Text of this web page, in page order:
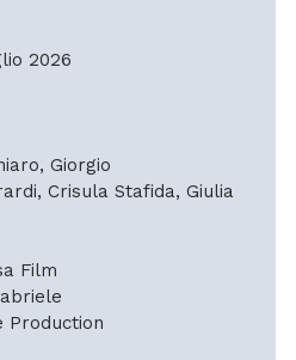
2026
Giorgio
Crisula Stafida, Giulia
Film
Production